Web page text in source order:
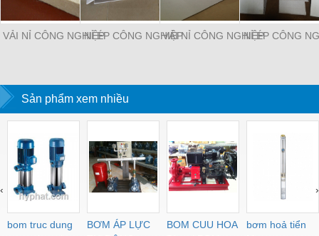
VẢI NỈ CÔNG NGHIỆPNỈ ÉP CÔNG NGHIỆPVẢI NỈ CÔNG NGHIỆPNỈ ÉP CÔNG
Sản phẩm xem nhiều
bom truc dung
BƠM ÁP LỰC
BOM CUU HOA
bơm hoả tiển
‹ ›